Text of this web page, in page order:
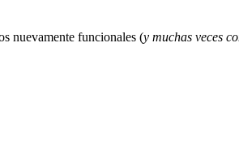
nuevamente funcionales (y muchas veces